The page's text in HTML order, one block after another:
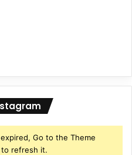
Go to the Theme
refresh it.